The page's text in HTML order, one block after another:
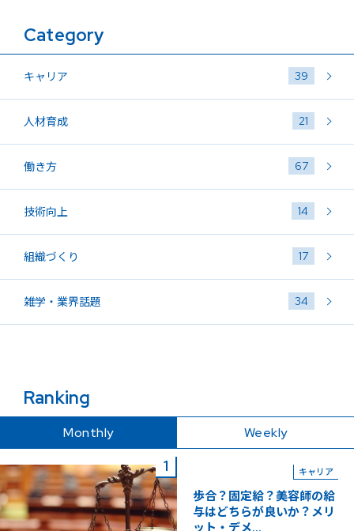
Category
キャリア 39
人材育成 21
働き方 67
技術向上 14
組織づくり 17
雑学・業界話題 34
Ranking
Monthly Weekly
キャリア
歩合？固定給？美容師の給
与はどちらが良いか？メリ
ット・デメ...